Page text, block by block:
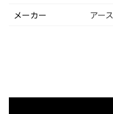
メーカー
アー